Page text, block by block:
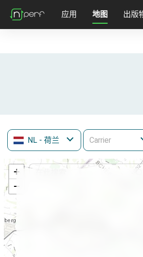
应用 地图 出版
NL - 荷兰
+
−